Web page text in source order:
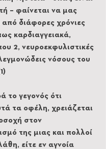
– φαίνεται να μας
από διάφορες χρόνιες
καρδιαγγειακά,
2, νευροεκφυλιστικές
νόσους του
το γεγονός ότι
τα οφέλη, χρειάζεται
στον
της μιας και πολλοί
είτε εν αγνοία